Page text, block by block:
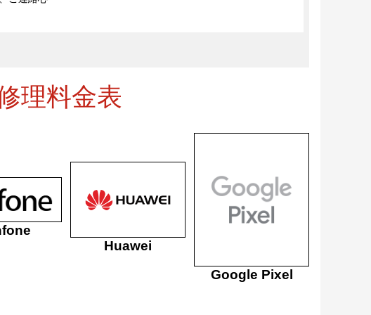
理料金表
Huawei
Google Pixel